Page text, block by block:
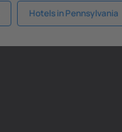
Hotels in Pennsylvania